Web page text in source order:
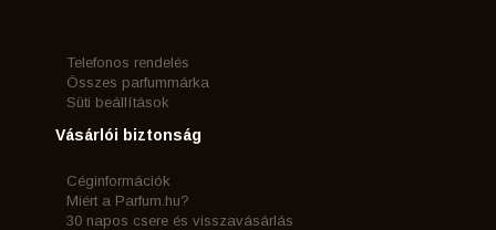
Telefonos rendelés
Összes parfummárka
Süti beállítások
Vásárlói biztonság
Céginformációk
Miért a Parfum.hu?
30 napos csere és visszavásárlás